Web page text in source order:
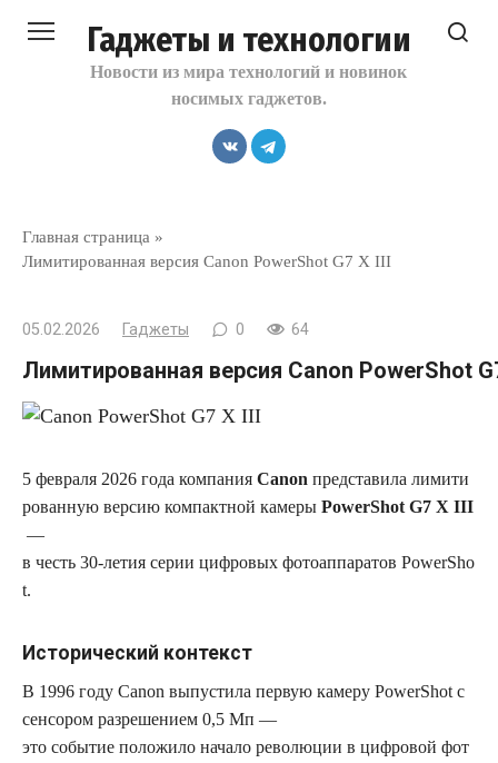
Гаджеты и технологии
Новости из мира технологий и новинок
носимых гаджетов.
Главная страница »
Лимитированная версия Canon PowerShot G7 X III
05.02.2026 Гаджеты 0 64
Лимитированная версия Canon PowerShot
5 февраля 2026 года компания Canon представила лимити
рованную версию компактной камеры PowerShot G7 X III
—
в честь 30‑летия серии цифровых фотоаппаратов PowerSho
t.
Исторический контекст
В 1996 году Canon выпустила первую камеру PowerShot с
сенсором разрешением 0,5 Мп —
это событие положило начало революции в цифровой фот